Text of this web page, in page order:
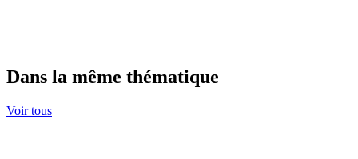
Dans la même thématique
Voir tous